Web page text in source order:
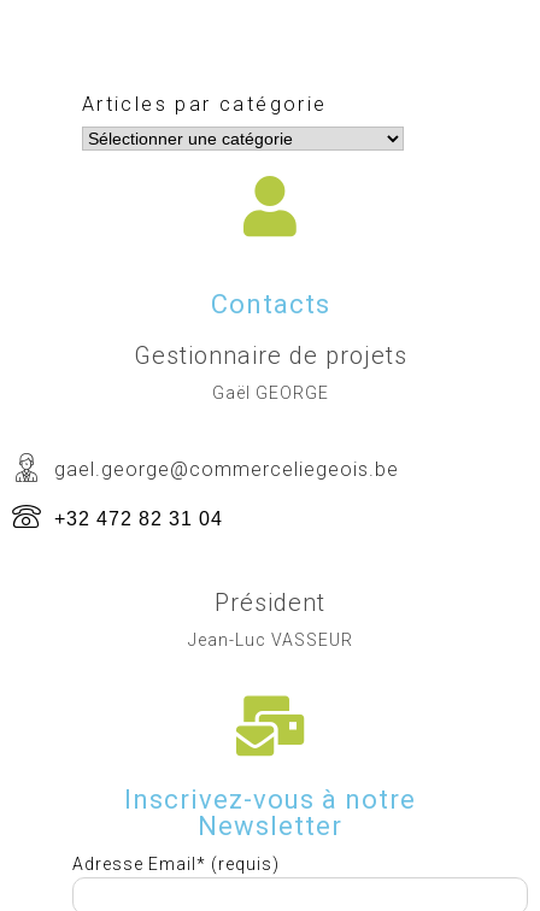
Articles par catégorie
Contacts
Gestionnaire de projets
Gaël GEORGE
gael.george@commerceliegeois.be
+32 472 82 31 04
Président
Jean-Luc VASSEUR
Inscrivez-vous à notre
Newsletter
Adresse Email* (requis)